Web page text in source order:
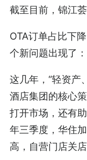
截至目前，锦江
OTA订单占比下
个新问题出现了
这几年，“轻资产
酒店集团的核心
打开市场，还有
年三季度，华住
高，自营门店关